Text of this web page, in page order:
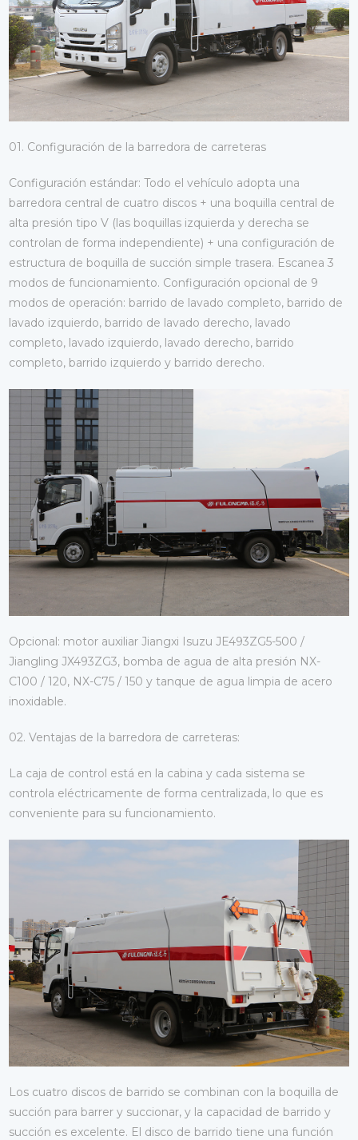
01. Configuración de la barredora de carreteras
Configuración estándar: Todo el vehículo adopta una
barredora central de cuatro discos + una boquilla central de
alta presión tipo V (las boquillas izquierda y derecha se
controlan de forma independiente) + una configuración de
estructura de boquilla de succión simple trasera. Escanea 3
modos de funcionamiento. Configuración opcional de 9
modos de operación: barrido de lavado completo, barrido de
lavado izquierdo, barrido de lavado derecho, lavado
completo, lavado izquierdo, lavado derecho, barrido
completo, barrido izquierdo y barrido derecho.
Opcional: motor auxiliar Jiangxi Isuzu JE493ZG5-500 /
Jiangling JX493ZG3, bomba de agua de alta presión NX-
C100 / 120, NX-C75 / 150 y tanque de agua limpia de acero
inoxidable.
02. Ventajas de la barredora de carreteras:
La caja de control está en la cabina y cada sistema se
controla eléctricamente de forma centralizada, lo que es
conveniente para su funcionamiento.
Los cuatro discos de barrido se combinan con la boquilla de
succión para barrer y succionar, y la capacidad de barrido y
succión es excelente. El disco de barrido tiene una función